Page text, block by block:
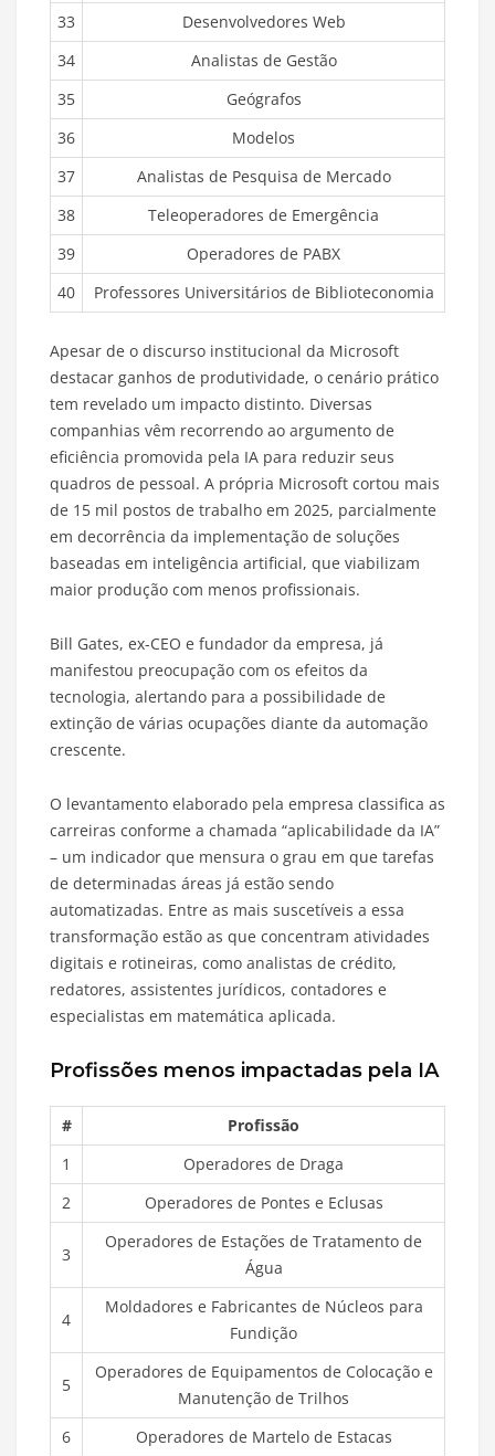
33
Desenvolvedores Web
34
Analistas de Gestão
35
Geógrafos
36
Modelos
37
Analistas de Pesquisa de Mercado
38
Teleoperadores de Emergência
39
Operadores de PABX
40
Professores Universitários de Biblioteconomia
Apesar de o discurso institucional da Microsoft
destacar ganhos de produtividade, o cenário prático
tem revelado um impacto distinto. Diversas
companhias vêm recorrendo ao argumento de
eficiência promovida pela IA para reduzir seus
quadros de pessoal. A própria Microsoft cortou mais
de 15 mil postos de trabalho em 2025, parcialmente
em decorrência da implementação de soluções
baseadas em inteligência artificial, que viabilizam
maior produção com menos profissionais.
Bill Gates, ex-CEO e fundador da empresa, já
manifestou preocupação com os efeitos da
tecnologia, alertando para a possibilidade de
extinção de várias ocupações diante da automação
crescente.
O levantamento elaborado pela empresa classifica as
carreiras conforme a chamada “aplicabilidade da IA”
– um indicador que mensura o grau em que tarefas
de determinadas áreas já estão sendo
automatizadas. Entre as mais suscetíveis a essa
transformação estão as que concentram atividades
digitais e rotineiras, como analistas de crédito,
redatores, assistentes jurídicos, contadores e
especialistas em matemática aplicada.
Profissões menos impactadas pela IA
#
Profissão
1
Operadores de Draga
2
Operadores de Pontes e Eclusas
3
Operadores de Estações de Tratamento de
Água
4
Moldadores e Fabricantes de Núcleos para
Fundição
5
Operadores de Equipamentos de Colocação e
Manutenção de Trilhos
6
Operadores de Martelo de Estacas